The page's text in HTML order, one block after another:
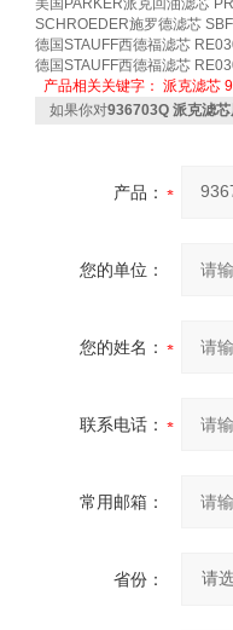
美国PARKER派克回油滤芯
SCHROEDER施罗德滤芯
德国STAUFF西德福滤芯
德国STAUFF西德福滤芯
产品相关关键字： 派克滤芯
如果你对936703Q 派克滤
产品：
您的单位：
您的姓名：
联系电话：
常用邮箱：
省份：